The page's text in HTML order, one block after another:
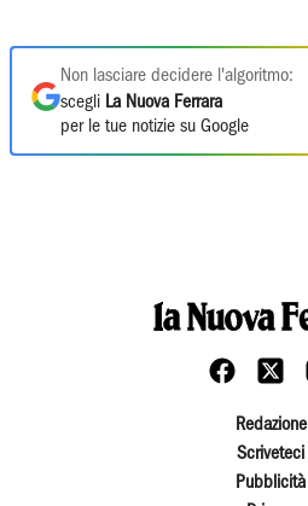
Non lasciare decidere l'algoritmo:
scegli La Nuova Ferrara
per le tue notizie su Google
Redazione
Scriveteci
Pubblicità